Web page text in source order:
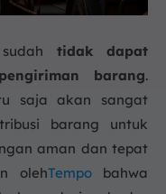
tidak dapat
barang.
saja akan sangat
barang untuk
aman dan tepat
olehTempo
bahwa